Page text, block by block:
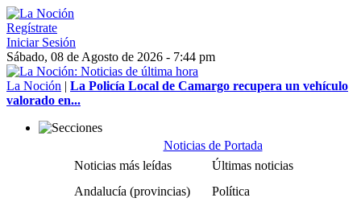
Regístrate
Iniciar Sesión
Sábado, 08 de Agosto de 2026 - 7:44 pm
La Noción | La Policía Local de Camargo recupera un vehículo
valorado en...
Noticias de Portada
Noticias más leídas
Últimas noticias
Andalucía (provincias)
Política